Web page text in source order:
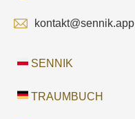
kontakt@sennik.app
SENNIK
TRAUMBUCH